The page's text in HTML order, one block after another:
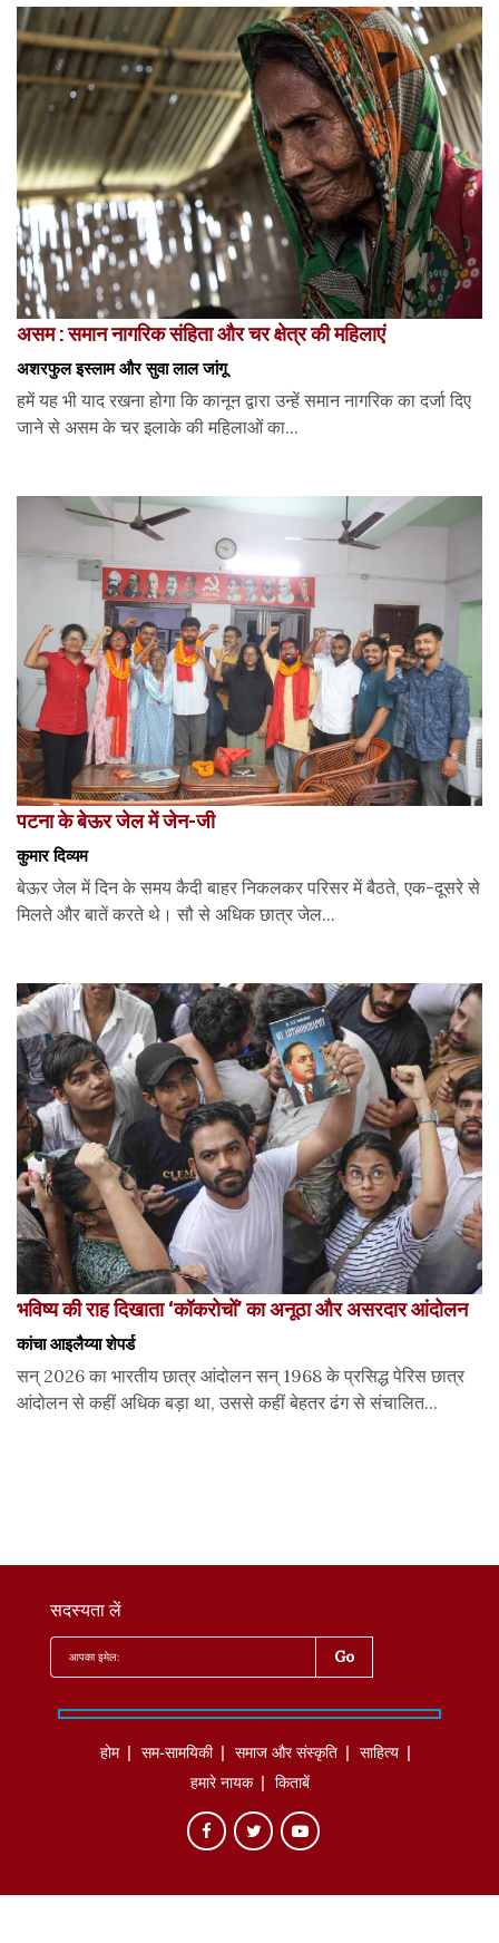
असम : समान नागरिक संहिता और चर क्षेत्र की महिलाएं
अशरफुल इस्लाम और सुवा लाल जांगू
हमें यह भी याद रखना होगा कि कानून द्वारा उन्हें समान नागरिक का दर्जा दिए
जाने से असम के चर इलाके की महिलाओं का...
पटना के बेऊर जेल में जेन-जी
कुमार दिव्यम
बेऊर जेल में दिन के समय कैदी बाहर निकलकर परिसर में बैठते, एक-दूसरे से
मिलते और बातें करते थे। सौ से अधिक छात्र जेल...
भविष्य की राह दिखाता ‘कॉकरोचों’ का अनूठा और असरदार आंदोलन
कांचा आइलैय्या शेपर्ड
सन् 2026 का भारतीय छात्र आंदोलन सन् 1968 के प्रसिद्ध पेरिस छात्र
आंदोलन से कहीं अधिक बड़ा था, उससे कहीं बेहतर ढंग से संचालित...
सदस्यता लें
होम सम-सामयिकी समाज और संस्कृति
साहित्‍य
हमारे नायक
किताबें